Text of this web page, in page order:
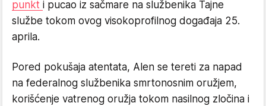
punkt i pucao iz sačmare na službenika Tajne
službe tokom ovog visokoprofilnog događaja 25.
aprila.
Pored pokušaja atentata, Alen se tereti za napad
na federalnog službenika smrtonosnim oružjem,
korišćenje vatrenog oružja tokom nasilnog zločina i